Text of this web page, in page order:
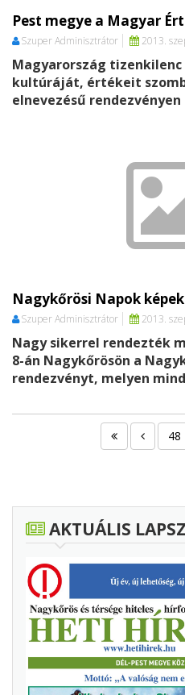
Pest megye a Magyar
Szuper Adminisztrátor 2013.
Magyarország
kultúráját, értékeit
elnevezésű
Nagykőrösi Napok
Szuper Adminisztrátor 2013.
Nagy sikerrel rendezték
8-án Nagykőrösön a
rendezvényt, melyen
48
AKTUÁLIS